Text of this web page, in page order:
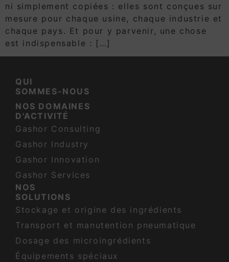
ni simplement copiées : elles sont conçues sur
mesure pour chaque usine, chaque industrie et
chaque pays. Et pour y parvenir, une chose
est indispensable : […]
QUI
SOMMES-NOUS
NOS DOMAINES
D'ACTIVITÉ
Gashor Consulting
Gashor Industry
Gashor Innovation
Gashor Services
NOS
SOLUTIONS
Stockage et origine des ingrédients
Transport et manutention pneumatique
Dosage des microingrédients
Équipements spéciaux